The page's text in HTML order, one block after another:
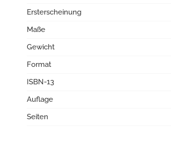
Ersterscheinung
Maße
Gewicht
Format
ISBN-13
Auflage
Seiten